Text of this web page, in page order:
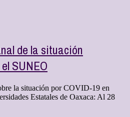
de la situación
SUNEO
la situación por COVID-19 en
Estatales de Oaxaca: Al 28